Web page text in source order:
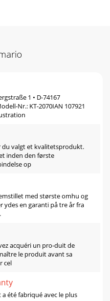
1 • D-74167
Nr.: KT-2070IAN 107921
du valgt et kvalitetsprodukt.
inden den første
op
med største omhu og
ydes en garanti på tre år fra
acquéri un pro-duit de
le produit avant sa
cel
été fabriqué avec le plus